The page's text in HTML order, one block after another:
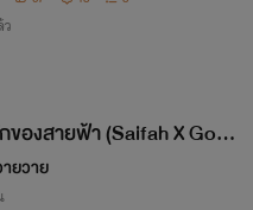
ของสายฟ้า (Saifah X Gory
ยวาย